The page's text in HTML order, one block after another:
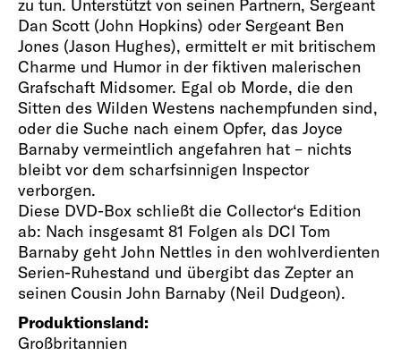
zu tun. Unterstützt von seinen Partnern, Sergeant
Dan Scott (John Hopkins) oder Sergeant Ben
Jones (Jason Hughes), ermittelt er mit britischem
Charme und Humor in der fiktiven malerischen
Grafschaft Midsomer. Egal ob Morde, die den
Sitten des Wilden Westens nachempfunden sind,
oder die Suche nach einem Opfer, das Joyce
Barnaby vermeintlich angefahren hat – nichts
bleibt vor dem scharfsinnigen Inspector
verborgen.
Diese DVD-Box schließt die Collector‘s Edition
ab: Nach insgesamt 81 Folgen als DCI Tom
Barnaby geht John Nettles in den wohlverdienten
Serien-Ruhestand und übergibt das Zepter an
seinen Cousin John Barnaby (Neil Dudgeon).
Produktionsland:
Großbritannien